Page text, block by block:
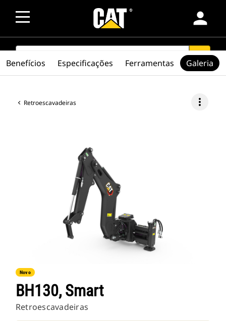
person
SEARCH search
Retroescavadeiras more_vert
Novo
BH130, Smart
Retroescavadeiras
Benefícios Especificações Ferramentas Galeria